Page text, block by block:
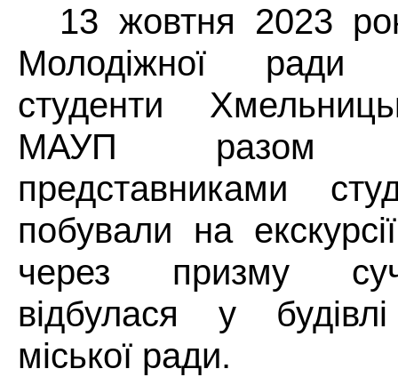
13 жовтня 2023
Молодіжної ради
студенти
МАУП разом
представниками
побували на
через призму
відбулася у
міської ради.